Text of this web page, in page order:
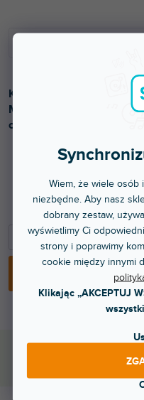
Wiem, że wiele osób
niezbędne. Aby nasz
dobrany zestaw,
wyświetlimy Ci
strony i poprawimy
cookie między innymi
Klikając „AKCEPTUJ
208 zł
171,90 zł bez VAT
Kompaktowe etui
Materiał: wodoodporny
odpinany pasek na ramię.
Wysyłamy do